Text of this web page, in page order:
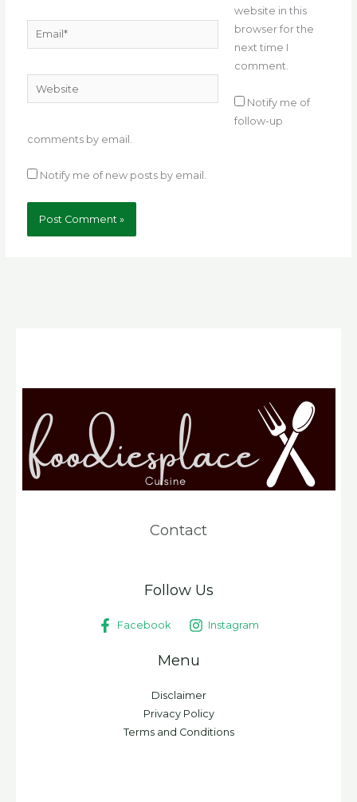
Email*
Website
website in this
browser for the
next time I
comment.
Notify me of
follow-up
comments by email.
Notify me of new posts by email.
Contact
Follow Us
Facebook Instagram
Menu
Disclaimer
Privacy Policy
Terms and Conditions